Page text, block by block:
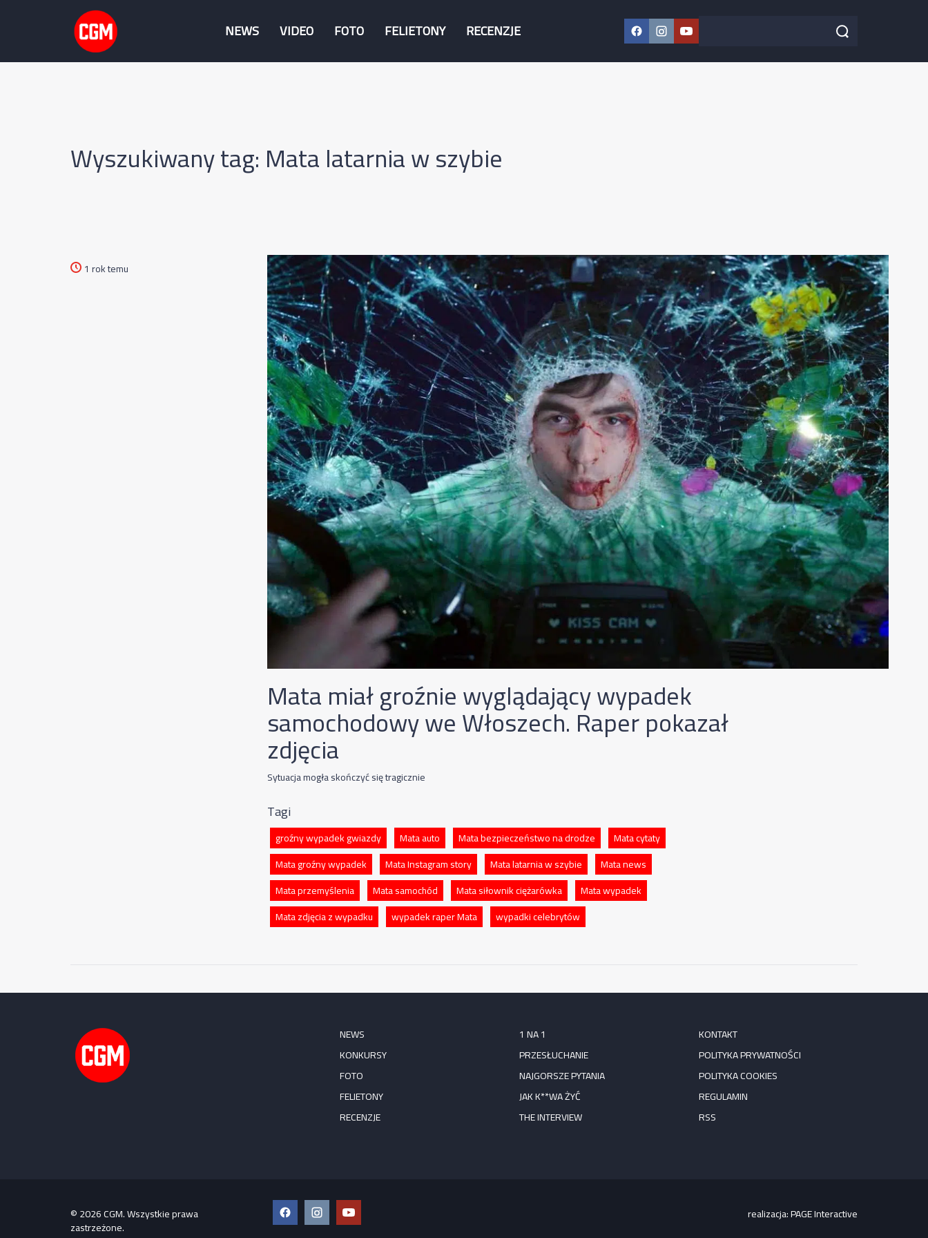
NEWS VIDEO FOTO FELIETONY RECENZJE Facebook
Instagram
YouTube
Szukaj w serwisie Szukaj
Wyszukiwany tag: Mata latarnia w szybie
1 rok temu
Mata miał groźnie wyglądający wypadek
samochodowy we Włoszech. Raper pokazał
zdjęcia
Sytuacja mogła skończyć się tragicznie
Tagi
groźny wypadek gwiazdy Mata auto Mata bezpieczeństwo na drodze
Mata cytaty
Mata groźny wypadek
Mata Instagram story Mata latarnia w szybie
Mata news
Mata przemyślenia
Mata samochód Mata siłownik ciężarówka
Mata wypadek
Mata zdjęcia z wypadku
wypadek raper Mata wypadki celebrytów
NEWS
KONKURSY
FOTO
FELIETONY
RECENZJE
1 NA 1
PRZESŁUCHANIE
NAJGORSZE PYTANIA
JAK K**WA ŻYĆ
THE INTERVIEW
KONTAKT
POLITYKA PRYWATNOŚCI
POLITYKA COOKIES
REGULAMIN
RSS
© 2026 CGM. Wszystkie prawa
zastrzeżone.
FacebookInstagramYouTube realizacja:PAGE Interactive